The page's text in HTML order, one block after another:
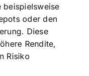
oder den
Diese
Rendite,
Risiko